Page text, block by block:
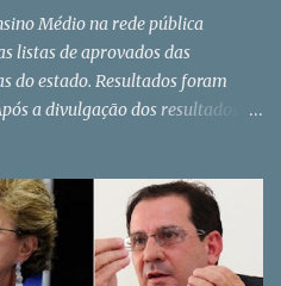
Médio na rede pública
listas de aprovados das
do estado. Resultados foram
a divulgação dos resultados do
das principais instituições
Cleiton Augusto Campos Cruz,
a 3ª série do Ensino
que, agora, ingressam na